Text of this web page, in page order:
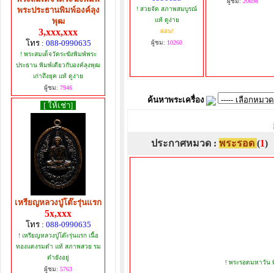
พระประธานพิมพ์องค์ลุง
พุฒ
3,xxx,xxx
โทร : 088-0990635
! พระสมเด็จวัดระฆังพิมพ์พระ
ประธาน พิมพ์เดียวกับองค์ลุงพุฒ
เก่าถึงยุค แท้ ดูง่าย
ผู้ชม: 7946
[ ให้เช่า]
เหรียญหลวงปู่โต๊ะรุ่นแรก
5x,xxx
โทร : 088-0990635
! เหรียญหลวงปู่โต๊ะรุ่นแรก เนื้อ
ทองแดงรมดำ แท้ สภาพสวย รม
ดำยังอยู่
ผู้ชม: 5763
! สวยจัด สภาพสมบูรณ์
แท้ ดูง่าย
ผ่อน!
ผู้ชม: 10260
ค้นหาพระเครื่อง
ประกาศหมวด : พระรอด (1)
! พระรอดมหาวัน